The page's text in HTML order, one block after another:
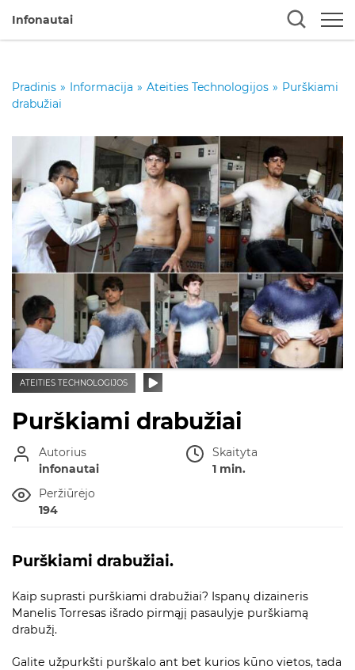
Infonautai
Pradinis » Informacija » Ateities Technologijos » Purškiami
drabužiai
ATEITIES TECHNOLOGIJOS
Purškiami drabužiai
Autorius
infonautai
Skaityta
1 min.
Peržiūrėjo
194
Purškiami drabužiai.
Kaip suprasti purškiami drabužiai? Ispanų dizaineris
Manelis Torresas išrado pirmąjį pasaulyje purškiamą
drabužį.
Galite užpurkšti purškalo ant bet kurios kūno vietos, tada